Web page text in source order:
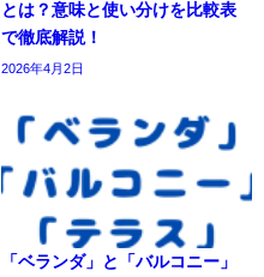
とは？意味と使い分けを比較表
で徹底解説！
2026年4月2日
「ベランダ」と「バルコニー」